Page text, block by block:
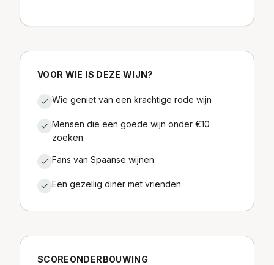
VOOR WIE IS DEZE WIJN?
Wie geniet van een krachtige rode wijn
Mensen die een goede wijn onder €10
zoeken
Fans van Spaanse wijnen
Een gezellig diner met vrienden
SCOREONDERBOUWING